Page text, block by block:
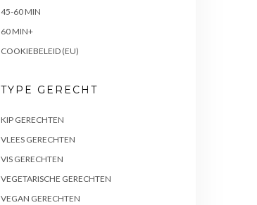
45-60 MIN
60 MIN+
COOKIEBELEID (EU)
TYPE GERECHT
KIP GERECHTEN
VLEES GERECHTEN
VIS GERECHTEN
VEGETARISCHE GERECHTEN
VEGAN GERECHTEN